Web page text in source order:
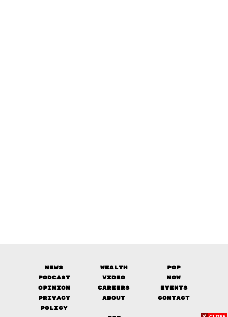
News Wealth
Pop
Podcast
Video
Now
Opinion
Careers
Events
Privacy
Policy
About Contact